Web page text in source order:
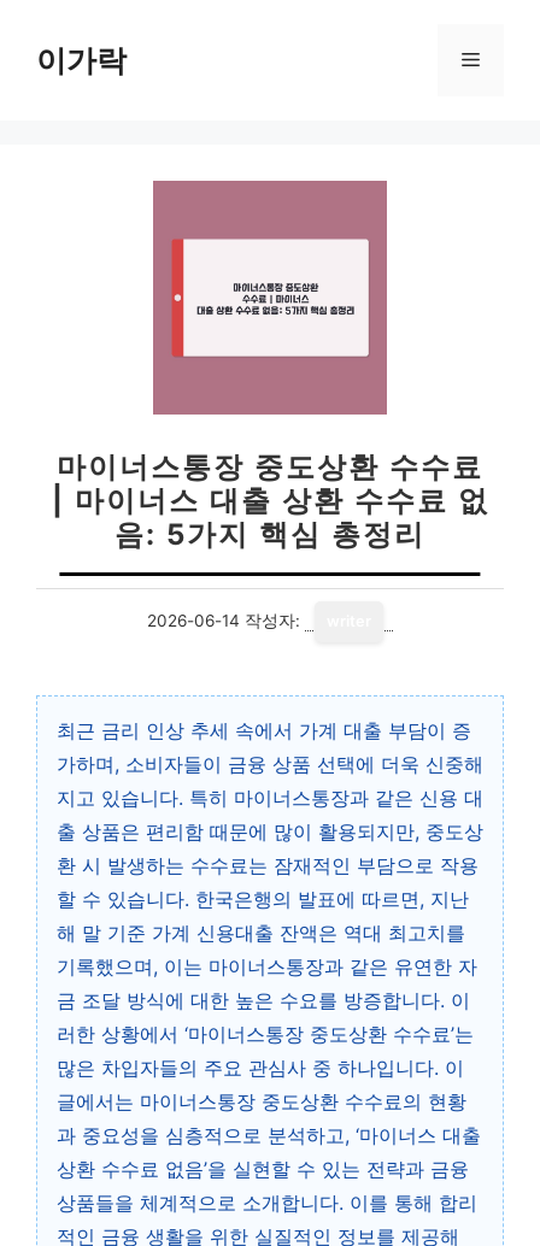
이가락 메
마이너스통장 중도상환 수수료
| 마이너스 대출 상환 수수료 없
음: 5가지 핵심 총정리
2026-06-14 작성자:
최근 금리 인상 추세 속에서 가계 대출 부담이 증
가하며, 소비자들이 금융 상품 선택에 더욱 신중해
지고 있습니다. 특히 마이너스통장과 같은 신용 대
출 상품은 편리함 때문에 많이 활용되지만, 중도상
환 시 발생하는 수수료는 잠재적인 부담으로 작용
할 수 있습니다. 한국은행의 발표에 따르면, 지난
해 말 기준 가계 신용대출 잔액은 역대 최고치를
기록했으며, 이는 마이너스통장과 같은 유연한 자
금 조달 방식에 대한 높은 수요를 방증합니다. 이
러한 상황에서 ‘마이너스통장 중도상환 수수료’는
많은 차입자들의 주요 관심사 중 하나입니다. 이
글에서는 마이너스통장 중도상환 수수료의 현황
과 중요성을 심층적으로 분석하고, ‘마이너스 대출
상환 수수료 없음’을 실현할 수 있는 전략과 금융
상품들을 체계적으로 소개합니다. 이를 통해 합리
적인 금융 생활을 위한 실질적인 정보를 제공해